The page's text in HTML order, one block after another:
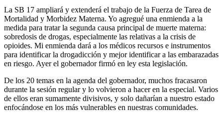
La SB 17 ampliará y extenderá el trabajo de la Fuerza de Tarea de
Mortalidad y Morbidez Materna. Yo agregué una enmienda a la
medida para tratar la segunda causa principal de muerte materna:
sobredosis de drogas, especialmente las relativas a la crisis de
opioides. Mi enmienda dará a los médicos recursos e instrumentos
para identificar la drogadicción y mejor identificar a las embarazadas
en riesgo. Ayer el gobernador firmó en ley esta legislación.
De los 20 temas en la agenda del gobernador, muchos fracasaron
durante la sesión regular y lo volvieron a hacer en la especial. Varios
de ellos eran sumamente divisivos, y solo dañarían a nuestro estado
enfocándose en los más vulnerables en nuestras comunidades.